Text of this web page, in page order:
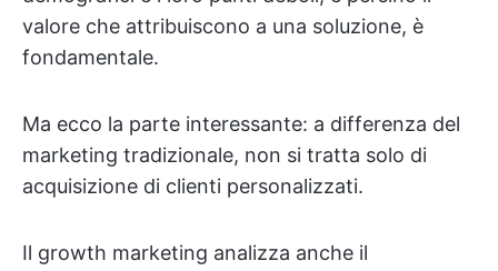
valore che attribuiscono a una soluzione, è
fondamentale.
Ma ecco la parte interessante: a differenza del
marketing tradizionale, non si tratta solo di
acquisizione di clienti personalizzati.
Il growth marketing analizza anche il